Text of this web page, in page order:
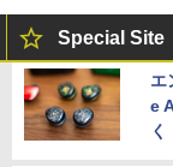
Special Site
エ
e
く